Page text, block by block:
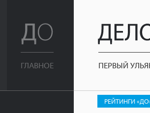
ГЛАВНОЕ ПЕРВЫЙ
РЕЙТИНГИ